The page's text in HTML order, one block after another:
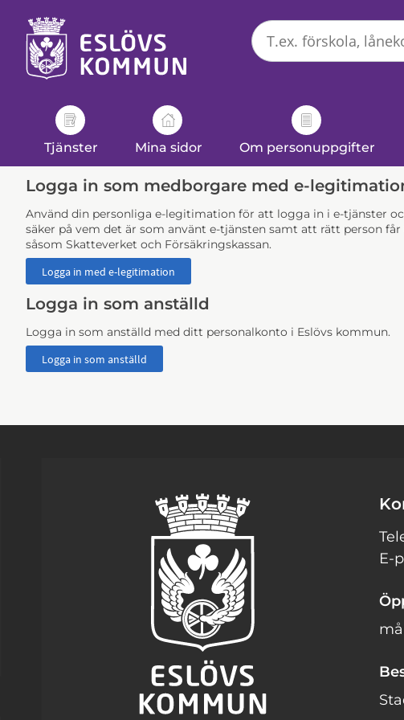
tjänster
kommun
Tjänster Mina sidor Om personuppgifter
Logga in som medborgare med e-
Använd din personliga e-legitimation för att logga in i e-tjänster
säker på vem det är som använt e-tjänsten samt att rätt person
såsom Skatteverket och Försäkringskassan.
Logga in som anställd
Logga in som anställd med ditt personalkonto i Eslövs kommun.
E-